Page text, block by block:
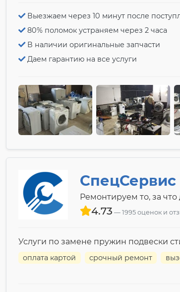
Выезжаем через 10 минут после поступления
80% поломок устраняем через 2 часа
В наличии оригинальные запчасти
Даем гарантию на все услуги
СпецСервис
Ремонтируем то, за
4.73 1995 оценок и
Услуги по замене пружин подвески
оплата картой срочный ремонт